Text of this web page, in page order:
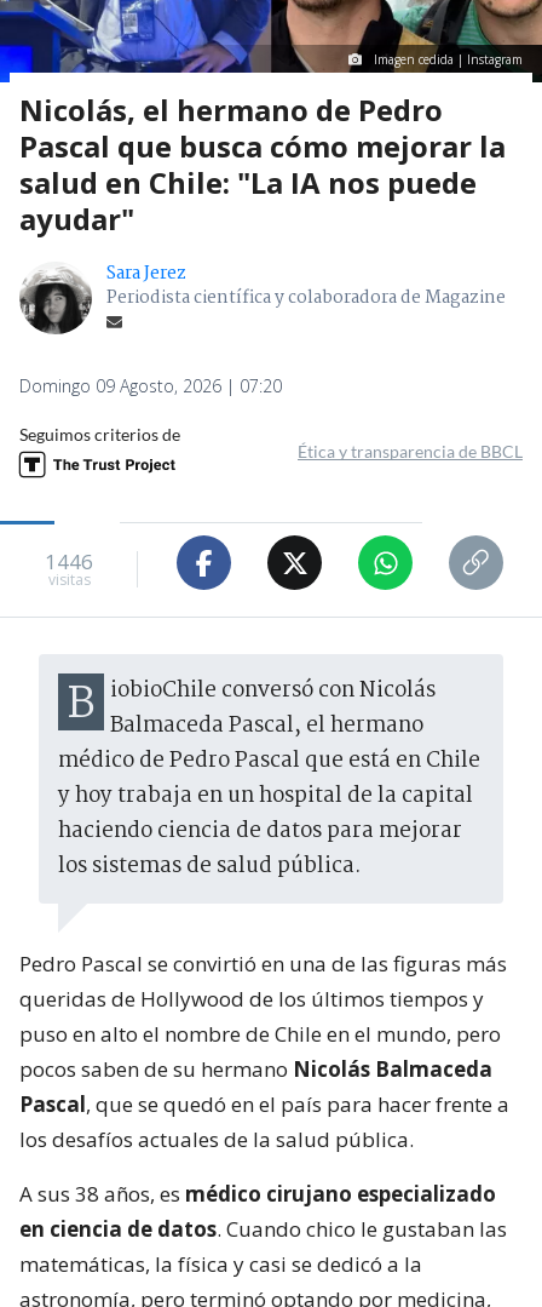
Imagen cedida | Instagram
Nicolás, el hermano de Pedro
Pascal que busca cómo mejorar la
salud en Chile: "La IA nos puede
ayudar"
Sara Jerez
Periodista científica y colaboradora de Magazine
Domingo 09 Agosto, 2026 | 07:20
Seguimos criterios de
Ética y transparencia de BBCL
1446
visitas
BiobioChile conversó con Nicolás Balmaceda Pascal, el hermano
médico de Pedro Pascal que está en Chile
y hoy trabaja en un hospital de la capital
haciendo ciencia de datos para mejorar
los sistemas de salud pública.
Pedro Pascal se convirtió en una de las figuras más
queridas de Hollywood de los últimos tiempos y
puso en alto el nombre de Chile en el mundo, pero
pocos saben de su hermano Nicolás Balmaceda
Pascal, que se quedó en el país para hacer frente a
los desafíos actuales de la salud pública.
A sus 38 años, es médico cirujano especializado
en ciencia de datos. Cuando chico le gustaban las
matemáticas, la física y casi se dedicó a la
astronomía, pero terminó optando por medicina,